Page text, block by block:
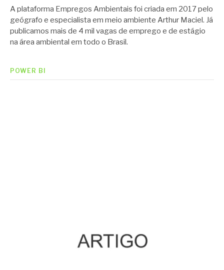
A plataforma Empregos Ambientais foi criada em 2017 pelo
geógrafo e especialista em meio ambiente Arthur Maciel. Já
publicamos mais de 4 mil vagas de emprego e de estágio
na área ambiental em todo o Brasil.
POWER BI